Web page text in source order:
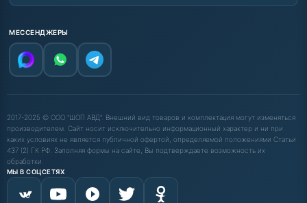
МЕССЕНДЖЕРЫ
2017-2025 © ООО "ШОП АВД". Внешний вид товаров и комплектация могут изменяться
производителем. Сайт носит исключительно информационный характер и ни при
каких условиях не является публичной офертой, определяемой положениями Статьи
437 (2) ГК РФ. Заполняя формы на сайте, Вы подтверждаете возможность их
обработки.
МЫ В СОЦСЕТЯХ